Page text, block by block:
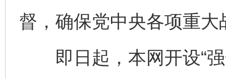
督，确保党中央各项重
即日起，本网开设“强